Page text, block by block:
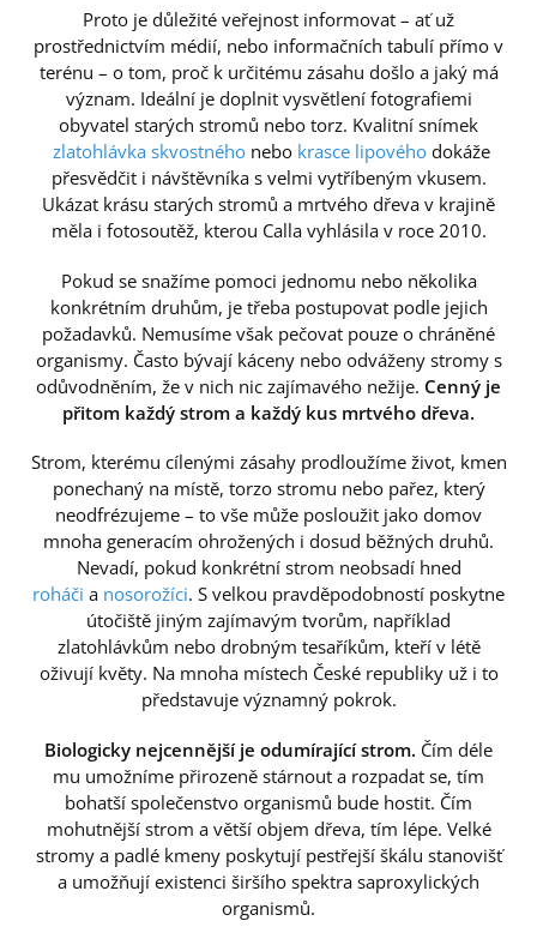
Proto je důležité veřejnost informovat – ať už
prostřednictvím médií, nebo informačních tabulí přímo v
terénu – o tom, proč k určitému zásahu došlo a jaký má
význam. Ideální je doplnit vysvětlení fotografiemi
obyvatel starých stromů nebo torz. Kvalitní snímek
zlatohlávka skvostnéhonebo krasce lipovéhodokáže
přesvědčit i návštěvníka s velmi vytříbeným vkusem.
Ukázat krásu starých stromů a mrtvého dřeva v krajině
měla i fotosoutěž, kterou Calla vyhlásila v roce 2010.
Pokud se snažíme pomoci jednomu nebo několika
konkrétním druhům, je třeba postupovat podle jejich
požadavků. Nemusíme však pečovat pouze o chráněné
organismy. Často bývají káceny nebo odváženy stromy s
odůvodněním, že v nich nic zajímavého nežije. Cenný je
přitom každý strom a každý kus mrtvého dřeva.
Strom, kterému cílenými zásahy prodloužíme život, kmen
ponechaný na místě, torzo stromu nebo pařez, který
neodfrézujeme – to vše může posloužit jako domov
mnoha generacím ohrožených i dosud běžných druhů.
Nevadí, pokud konkrétní strom neobsadí hned
roháči a nosorožíci. S velkou pravděpodobností poskytne
útočiště jiným zajímavým tvorům, například
zlatohlávkům nebo drobným tesaříkům, kteří v létě
oživují květy. Na mnoha místech České republiky už i to
představuje významný pokrok.
Biologicky nejcennější je odumírající strom. Čím déle
mu umožníme přirozeně stárnout a rozpadat se, tím
bohatší společenstvo organismů bude hostit. Čím
mohutnější strom a větší objem dřeva, tím lépe. Velké
stromy a padlé kmeny poskytují pestřejší škálu stanovišť
a umožňují existenci širšího spektra saproxylických
organismů.